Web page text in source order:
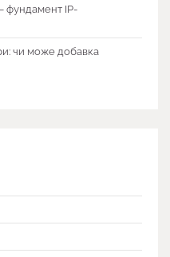
фундамент IP-
чи може добавка